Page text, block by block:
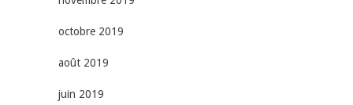
octobre 2019
août 2019
juin 2019